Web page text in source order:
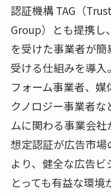
認証機構 TAG（
Group）とも提携し
を受けた事業者が簡
受ける仕組みを導
フォーム事業者、
クノロジー事業者
ムに関わる事業会
想定認証が広告市場
より、健全な広告
とっても有益な環